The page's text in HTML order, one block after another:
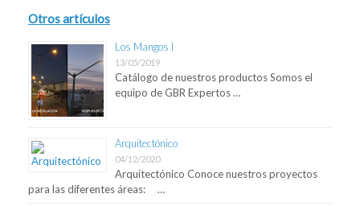
Otros artículos
Los Mangos I
13/05/2019
Catálogo de nuestros productos Somos el
equipo de GBR Expertos …
Arquitectónico
04/12/2020
Arquitectónico Conoce nuestros proyectos
para las diferentes áreas: …